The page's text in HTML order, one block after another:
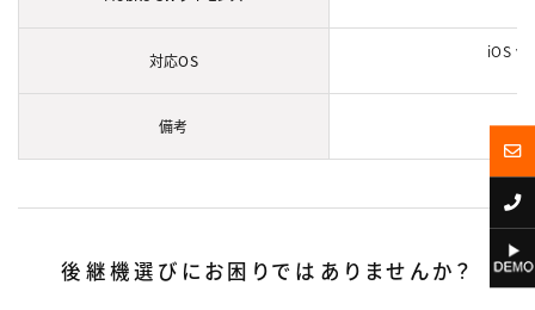
対応OS iOS
備考
後継機選びにお困りではありませんか？